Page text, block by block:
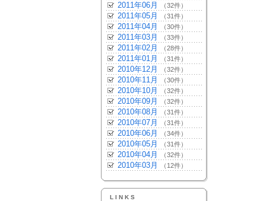
2011年06月 （32件）
2011年05月 （31件）
2011年04月 （30件）
2011年03月 （33件）
2011年02月 （28件）
2011年01月 （31件）
2010年12月 （32件）
2010年11月 （30件）
2010年10月 （32件）
2010年09月 （32件）
2010年08月 （31件）
2010年07月 （31件）
2010年06月 （34件）
2010年05月 （31件）
2010年04月 （32件）
2010年03月 （12件）
LINKS